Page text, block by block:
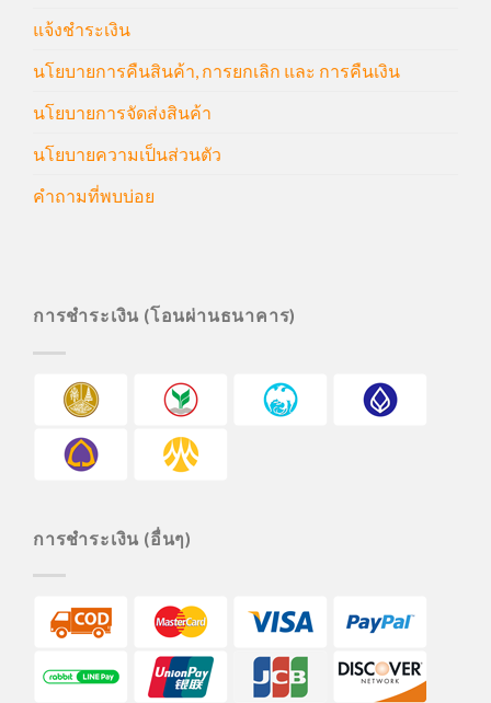
แจ้งชำระเงิน
นโยบายการคืนสินค้า, การยกเลิก และ การคืนเงิน
นโยบายการจัดส่งสินค้า
นโยบายความเป็นส่วนตัว
คำถามที่พบบ่อย
การชำระเงิน (โอนผ่านธนาคาร)
การชำระเงิน (อื่นๆ)